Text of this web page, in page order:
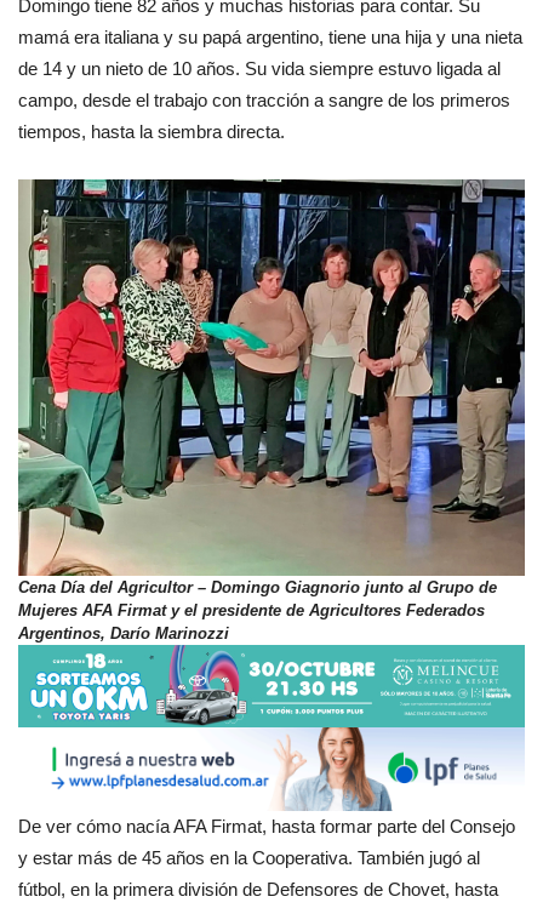
Domingo tiene 82 años y muchas historias para contar. Su
mamá era italiana y su papá argentino, tiene una hija y una nieta
de 14 y un nieto de 10 años. Su vida siempre estuvo ligada al
campo, desde el trabajo con tracción a sangre de los primeros
tiempos, hasta la siembra directa.
Cena Día del Agricultor – Domingo Giagnorio junto al Grupo de
Mujeres AFA Firmat y el presidente de Agricultores Federados
Argentinos, Darío Marinozzi
De ver cómo nacía AFA Firmat, hasta formar parte del Consejo
y estar más de 45 años en la Cooperativa. También jugó al
fútbol, en la primera división de Defensores de Chovet, hasta